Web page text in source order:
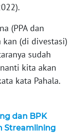
(PPA dan
kan (di divestasi)
sudah
kita akan
kata Pahala.
dan BPK
Streamlining